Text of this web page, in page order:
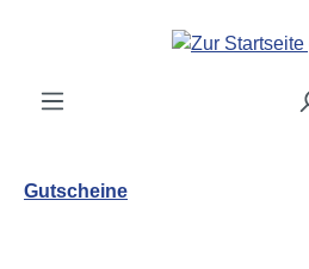
Zum Hauptinhalt springen
Gutscheine